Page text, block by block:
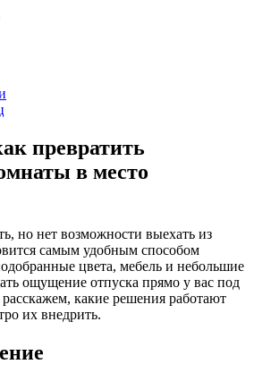
превратить
в место
но нет возможности выехать из
самым удобным способом
цвета, мебель и небольшие
ощущение отпуска прямо у вас под
какие решения работают
их внедрить.